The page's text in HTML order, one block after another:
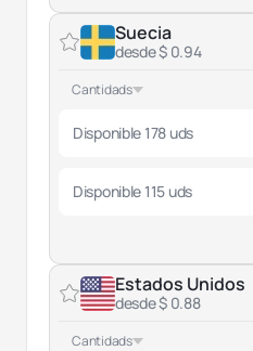
Suecia
desde $ 0.94
Cantidads
Disponible 178 uds
Disponible 115 uds
Estados Unidos
desde $ 0.88
Cantidads